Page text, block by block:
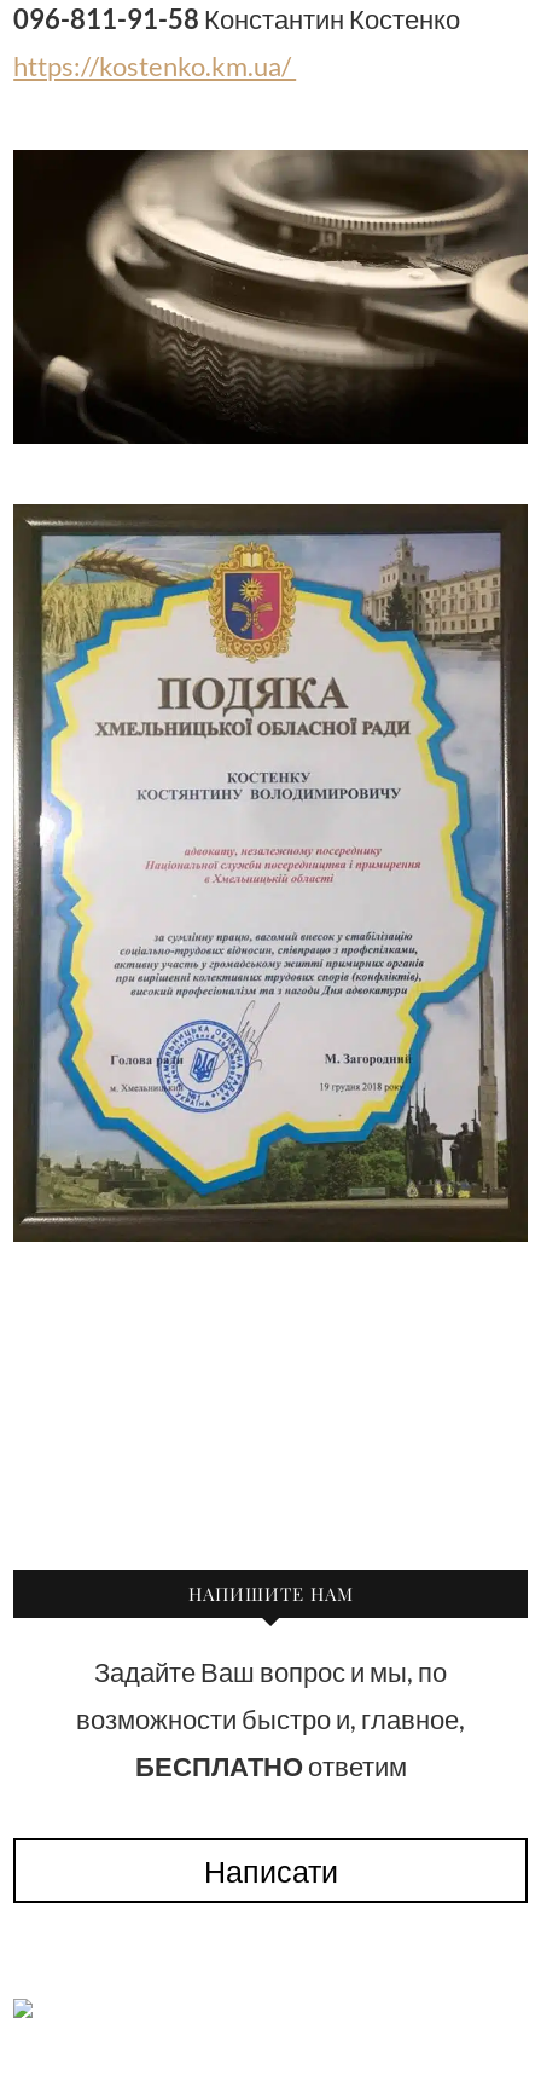
096-811-91-58 Константин Костенко
https://kostenko.km.ua/
НАПИШИТЕ НАМ
Задайте Ваш вопрос и мы, по
возможности быстро и, главное,
БЕСПЛАТНОответим
Написати